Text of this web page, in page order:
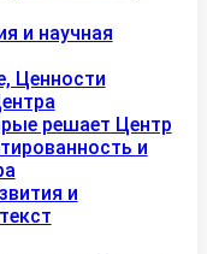
и научная
Ценности
решает Центр
и
и